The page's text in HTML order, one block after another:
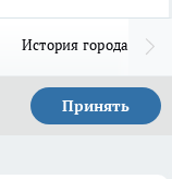
История города Н
Принять